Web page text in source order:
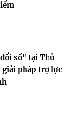
số" tại Thủ
giải pháp trợ lực